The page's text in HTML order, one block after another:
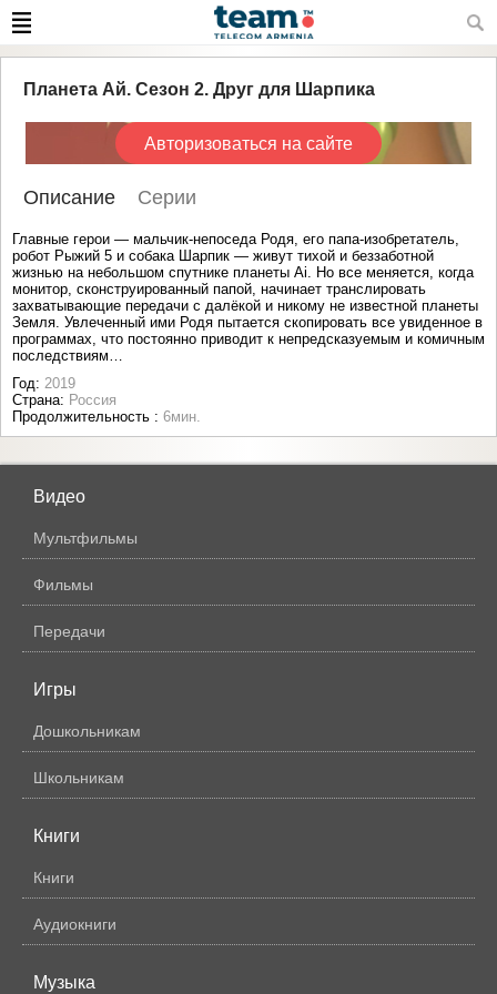
Планета Ай. Сезон 2. Друг для Шарпика
Авторизоваться на сайте
Описание Серии
Главные герои — мальчик-непоседа Родя, его папа-изобретатель,
робот Рыжий 5 и собака Шарпик — живут тихой и беззаботной
жизнью на небольшом спутнике планеты Ai. Но все меняется, когда
монитор, сконструированный папой, начинает транслировать
захватывающие передачи с далёкой и никому не известной планеты
Земля. Увлеченный ими Родя пытается скопировать все увиденное в
программах, что постоянно приводит к непредсказуемым и комичным
последствиям…
Год: 2019
Страна: Россия
Продолжительность : 6мин.
Видео
Мультфильмы
Фильмы
Передачи
Игры
Дошкольникам
Школьникам
Книги
Книги
Аудиокниги
Музыка